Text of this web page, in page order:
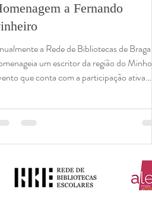
a Fernando
a Rede de Bibliotecas de Braga
um escritor da região do Minho,
que conta com a participação ativa